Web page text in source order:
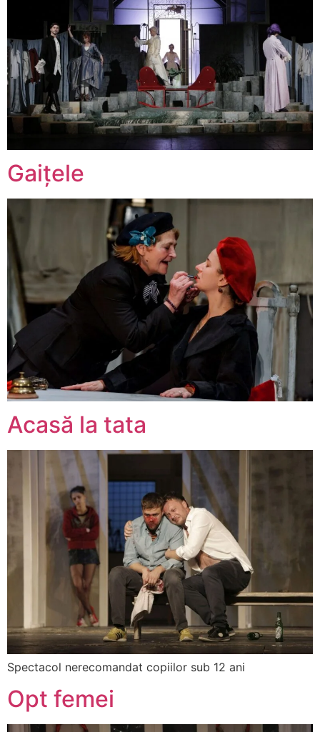
Gaițele
Acasă la tata
Spectacol nerecomandat copiilor sub 12 ani
Opt femei